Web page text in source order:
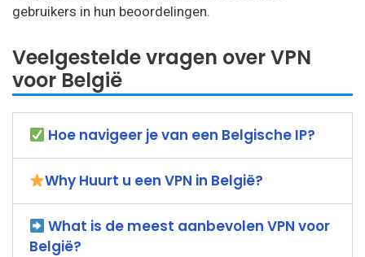
gebruikers in hun beoordelingen.
Veelgestelde vragen over VPN
voor België
Hoe navigeer je van een Belgische IP?
Why Huurt u een VPN in België?
What is de meest aanbevolen VPN voor
België?